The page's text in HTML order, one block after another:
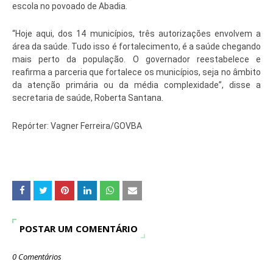
escola no povoado de Abadia.
“Hoje aqui, dos 14 municípios, três autorizações envolvem a
área da saúde. Tudo isso é fortalecimento, é a saúde chegando
mais perto da população. O governador reestabelece e
reafirma a parceria que fortalece os municípios, seja no âmbito
da atenção primária ou da média complexidade”, disse a
secretaria de saúde, Roberta Santana.
Repórter: Vagner Ferreira/GOVBA
POSTAR UM COMENTÁRIO
0 Comentários